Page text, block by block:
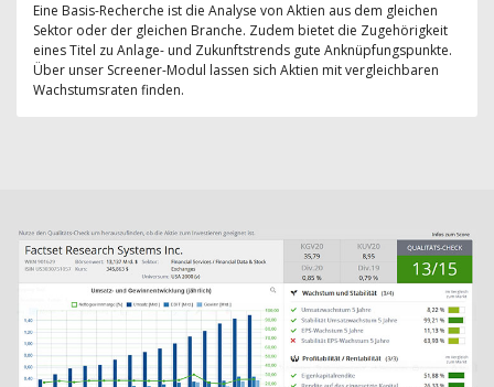
Eine Basis-Recherche ist die Analyse von Aktien aus dem gleichen
Sektor oder der gleichen Branche. Zudem bietet die Zugehörigkeit
eines Titel zu Anlage- und Zukunftstrends gute Anknüpfungspunkte.
Über unser Screener-Modul lassen sich Aktien mit vergleichbaren
Wachstumsraten finden.